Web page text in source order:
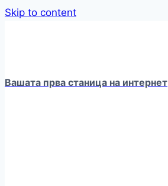
Skip to content
Вашата прва станица на интернет